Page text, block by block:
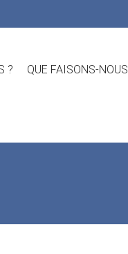
? QUE FAISONS-NOUS